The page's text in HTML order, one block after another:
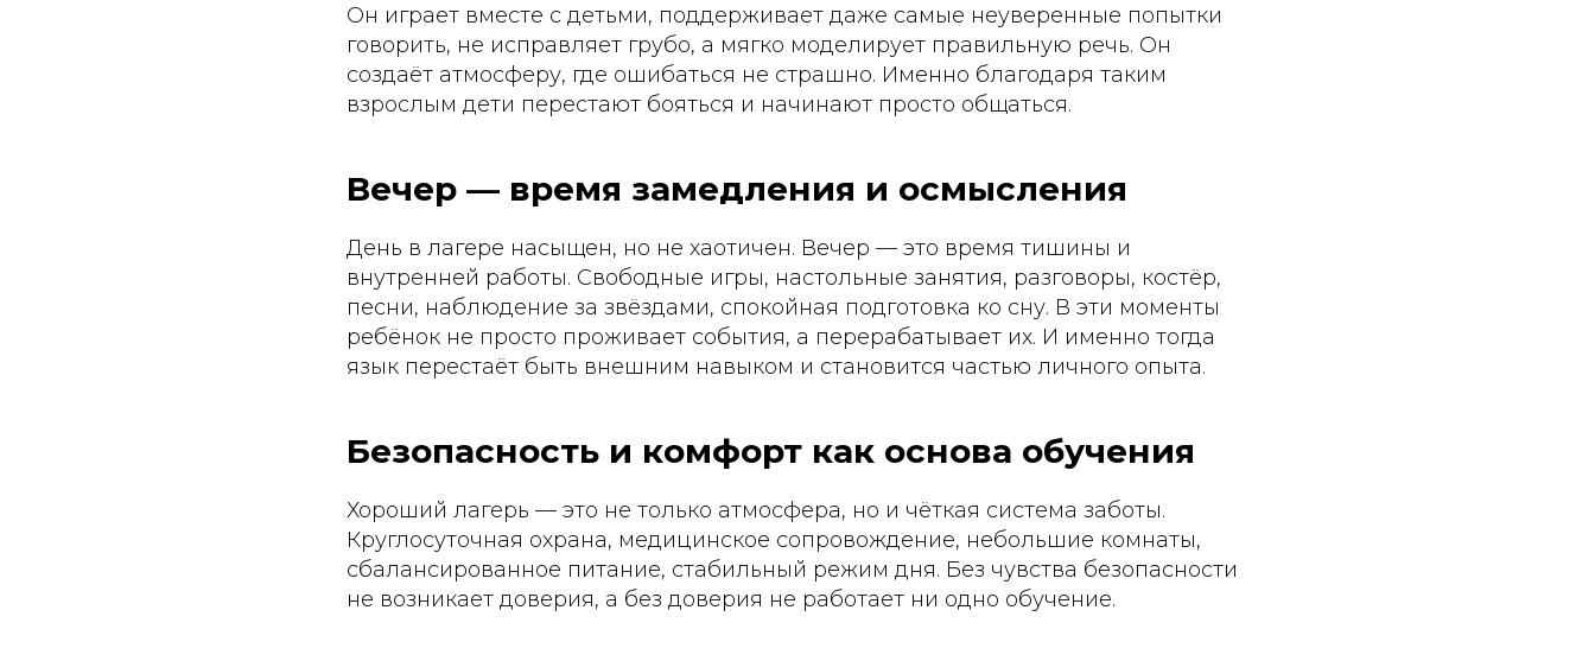
Он играет вместе с детьми, поддерживает даже самые неуверенные попытки
говорить, не исправляет грубо, а мягко моделирует правильную речь. Он
создаёт атмосферу, где ошибаться не страшно. Именно благодаря таким
взрослым дети перестают бояться и начинают просто общаться.
Вечер — время замедления и осмысления
День в лагере насыщен, но не хаотичен. Вечер — это время тишины и
внутренней работы. Свободные игры, настольные занятия, разговоры, костёр,
песни, наблюдение за звёздами, спокойная подготовка ко сну. В эти моменты
ребёнок не просто проживает события, а перерабатывает их. И именно тогда
язык перестаёт быть внешним навыком и становится частью личного опыта.
Безопасность и комфорт как основа обучения
Хороший лагерь — это не только атмосфера, но и чёткая система заботы.
Круглосуточная охрана, медицинское сопровождение, небольшие комнаты,
сбалансированное питание, стабильный режим дня. Без чувства безопасности
не возникает доверия, а без доверия не работает ни одно обучение.